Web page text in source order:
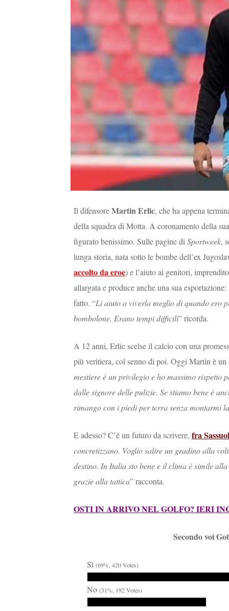
Il difensoreMartin Erlic, che ha appena
della squadra di Motta. A coronamento della
figurato benissimo. Sulle pagine di Sportweek,
lunga storia, nata sotto le bombe dell’ex
accolto da eroe) e l’aiuto ai genitori,
allargata e produce anche una sua
fatto. “Li aiuto a viverla meglio di quando ero
bombolone. Erano tempi difficili” ricorda.
A 12 anni, Erlic scelse il calcio con una
più veritiera, col senno di poi. Oggi Martin è
mestiere è un privilegio e ho massimo rispetto
dalle signore delle pulizie. Se stiamo bene è
rimango con i piedi per terra senza montarmi
E adesso? C’è un futuro da scrivere, fra
concretizzano. Voglio salire un gradino alla
destino. In Italia sto bene e il clima è simile
grazie alla tattica” racconta.
OSTI IN ARRIVO NEL GOLFO? IERI
Secondo voi
Sì (69%, 420 Votes)
No (31%, 192 Votes)